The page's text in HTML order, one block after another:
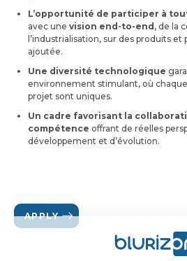
L’opportunité de participer à
avec une vision end-to-end , de la
l’industrialisation, sur des produits
ajoutée.
Une diversité technologique
environnement stimulant, où
projet sont uniques.
Un cadre favorisant la
compétence offrant de réelles
développement et d’évolution.
APPLY